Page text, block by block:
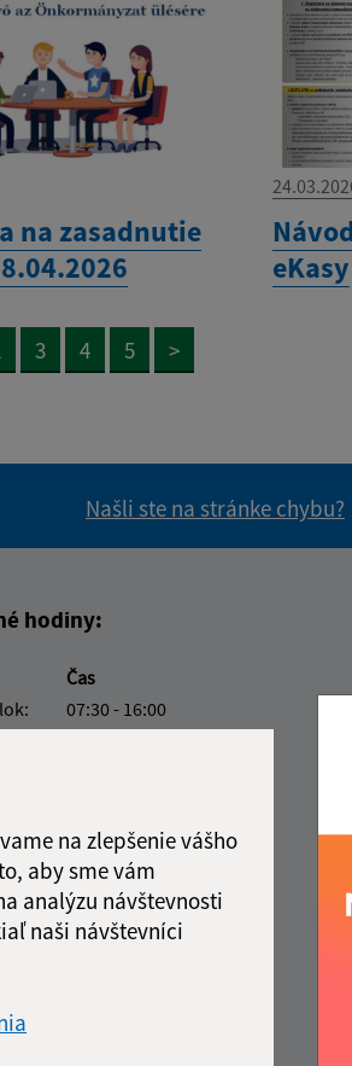
na zlepšenie vášho
aby sme vám
analýzu návštevnosti
naši návštevníci
na zasadnutie
eKasy
3 4 5 >
Našli ste na stránke chybu?
hodiny:
Čas
07:30 - 16:00
07:30 - 12:00